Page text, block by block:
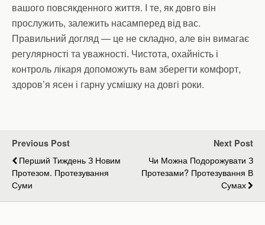
вашого повсякденного життя. І те, як довго він
прослужить, залежить насамперед від вас.
Правильний догляд — це не складно, але він вимагає
регулярності та уважності. Чистота, охайність і
контроль лікаря допоможуть вам зберегти комфорт,
здоров’я ясен і гарну усмішку на довгі роки.
Previous Post
Перший Тиждень З Новим
Протезом. Протезування
Суми
Next Post
Чи Можна Подорожувати З
Протезами? Протезування В
Сумах